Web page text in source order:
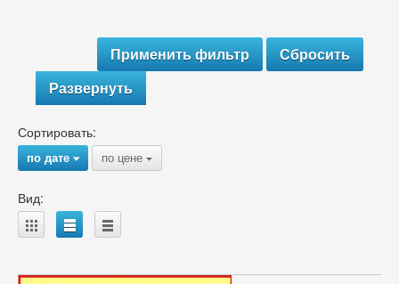
Развернуть
Сортировать:
по дате{ по цене {
Вид:
A B C